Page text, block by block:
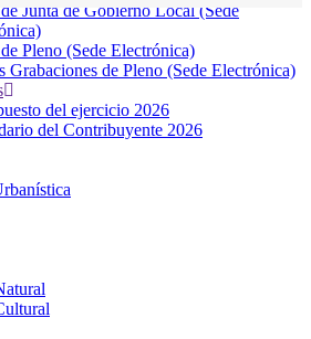
Junta de Gobierno Local (Sede
Pleno (Sede Electrónica)
Grabaciones de Pleno (Sede Electrónica)
del ejercicio 2026
del Contribuyente 2026
(499.8 KB) 499.8 KB
021
061